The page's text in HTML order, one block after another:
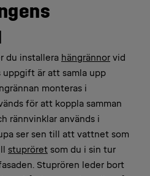
du installera hängrännor vid
är att samla upp
monteras i
för att koppla samman
rännvinklar används i
ser sen till att vattnet som
stupröret som du i sin tur
Stuprören leder bort